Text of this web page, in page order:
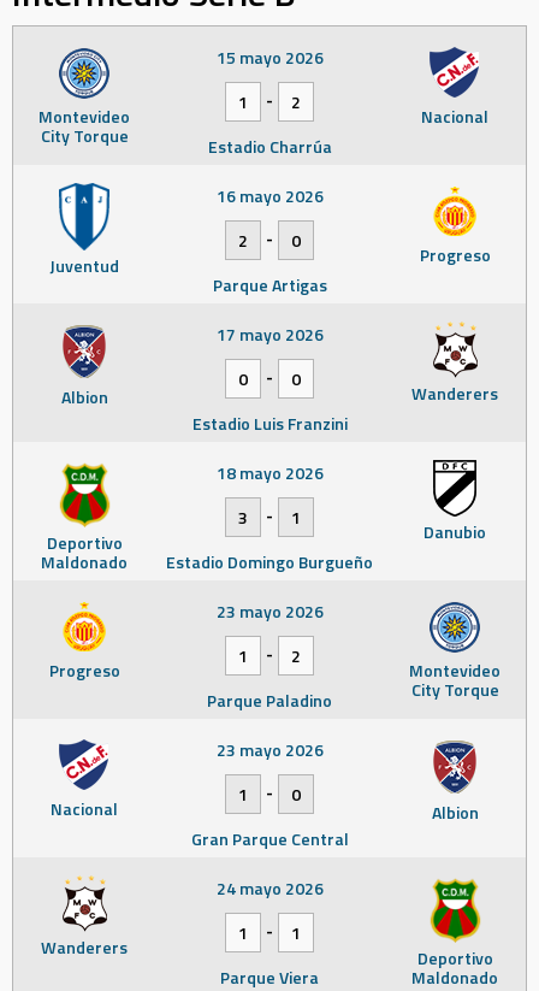
Montevideo
City Torque
Nacional
15 mayo 2026
1
-
2
Estadio Charrúa
Juventud Progreso
16 mayo 2026
2
-
0
Parque Artigas
Albion Wanderers
17 mayo 2026
0
-
0
Estadio Luis Franzini
Deportivo
Maldonado
Danubio
18 mayo 2026
3
-
1
Estadio Domingo Burgueño
Progreso Montevideo
City Torque
23 mayo 2026
1
-
2
Parque Paladino
Nacional Albion
23 mayo 2026
1
-
0
Gran Parque Central
Wanderers Deportivo
Maldonado
24 mayo 2026
1
-
1
Parque Viera